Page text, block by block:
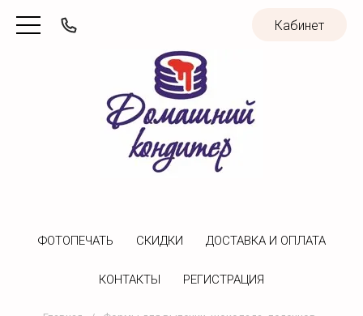
Кабинет
ФОТОПЕЧАТЬ CКИДКИ ДОСТАВКА И ОПЛАТА
КОНТАКТЫ РЕГИСТРАЦИЯ